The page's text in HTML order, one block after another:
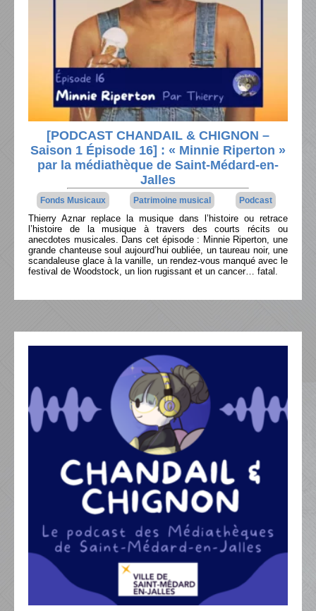
[PODCAST CHANDAIL & CHIGNON –
Saison 1 Épisode 16] : « Minnie Riperton »
par la médiathèque de Saint-Médard-en-
Jalles
Fonds Musicaux Patrimoine musical Podcast
Thierry Aznar replace la musique dans l’histoire ou retrace
l’histoire de la musique à travers des courts récits ou
anecdotes musicales. Dans cet épisode : Minnie Riperton, une
grande chanteuse soul aujourd’hui oubliée, un taureau noir, une
scandaleuse glace à la vanille, un rendez-vous manqué avec le
festival de Woodstock, un lion rugissant et un cancer… fatal.